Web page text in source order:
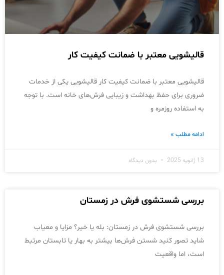
قالیشویی معتبر با ضمانت کیفیت کار
قالیشویی معتبر با ضمانت کیفیت کار قالیشویی یکی از خدمات
ضروری برای حفظ بهداشت و زیبایی فرش‌های خانه است. با توجه
به استفاده روزمره و
ادامه مطلب »
13 ژانویه 2025 بدون دیدگاه
بررسی شستشوی فرش در زمستان
بررسی شستشوی فرش در زمستان: بله یا خیر؟ مزایا و معیاب
شاید تصور کنید شستن فرش‌ها بیشتر به بهار یا تابستان مرتبط
است، اما واقعیت